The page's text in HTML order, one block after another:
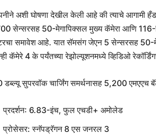
अशी घोषणा देखील केली आहे की त्याचे आगामी
सेन्सरसह 50-मेगापिक्सल मुख्य कॅमेरा आणि 116-
समावेश आहे. यात सॅमसंग जेएन 5 सेन्सरसह 50-
कॅमेरे 4 के पर्यंतच्या रेझोल्यूशनमध्ये व्हिडिओ
डब्ल्यू सुपरवॉक चार्जिंग समर्थनासह 5,200 एमएएच
प्रदर्शन: 6.83-इंच, फुल एचडी+ अमोलेड
प्रोसेसर: स्नॅपड्रॅगन 8 एस जनरल 3